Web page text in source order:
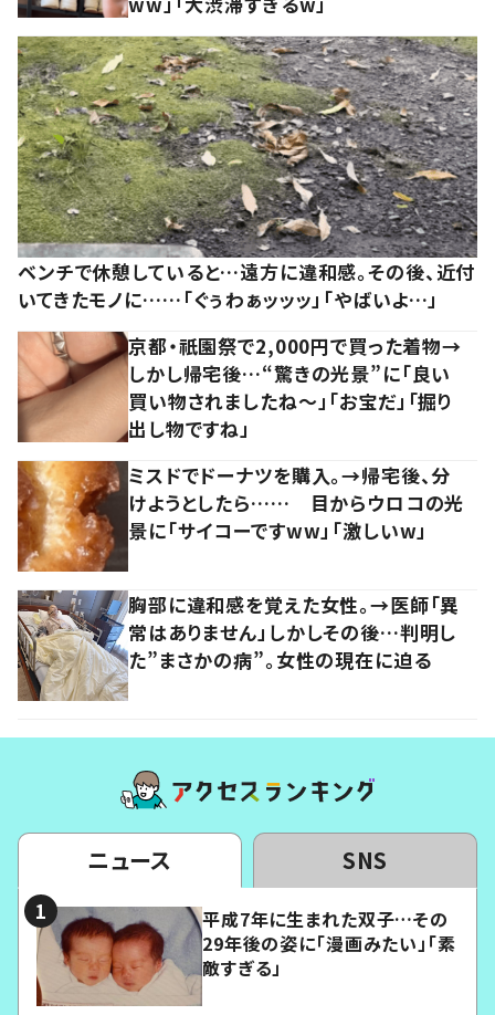
ベンチで休憩していると…遠方に違和感。その後、近付
いてきたモノに……「ぐぅわぁッッッ」「やばいよ…」
京都・祇園祭で2,000円で買った着物→
しかし帰宅後…“驚きの光景”に「良い
買い物されましたね～」「お宝だ」「掘り
出し物ですね」
ミスドでドーナツを購入。→帰宅後、分
けようとしたら…… 目からウロコの光
景に「サイコーですww」「激しいw」
胸部に違和感を覚えた女性。→医師「異
常はありません」しかしその後…判明し
た”まさかの病”。女性の現在に迫る
ニュース SNS
平成7年に生まれた双子…その
29年後の姿に「漫画みたい」「素
敵すぎる」